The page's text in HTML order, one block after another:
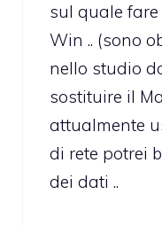
sul quale
Win .. (sono
nello studio
sostituire il
attualmente
di rete potrei
dei dati ..